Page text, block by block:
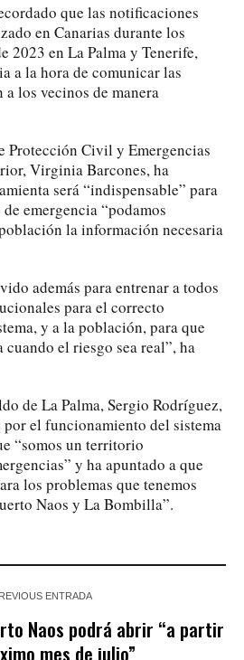
que las notificaciones
en Canarias durante los
2023 en La Palma y Tenerife,
a la hora de comunicar las
los vecinos de manera
Protección Civil y Emergencias
Virginia Barcones, ha
será “indispensable” para
emergencia “podamos
la información necesaria
además para entrenar a todos
para el correcto
y a la población, para que
el riesgo sea real”, ha
de La Palma, Sergio Rodríguez,
el funcionamiento del sistema
“somos un territorio
y ha apuntado a que
los problemas que tenemos
Naos y La Bombilla”.
ENTRADA
Naos podrá abrir “a partir
mes de julio”